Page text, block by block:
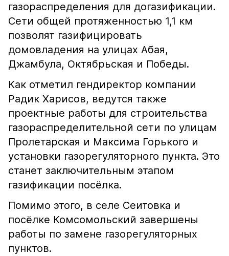
газораспределения для догазификации.
Сети общей протяженностью 1,1 км
позволят газифицировать
домовладения на улицах Абая,
Джамбула, Октябрьская и Победы.
Как отметил гендиректор компании
Радик Харисов, ведутся также
проектные работы для строительства
газораспределительной сети по улицам
Пролетарская и Максима Горького и
установки газорегуляторного пункта. Это
станет заключительным этапом
газификации посёлка.
Помимо этого, в селе Сеитовка и
посёлке Комсомольский завершены
работы по замене газорегуляторных
пунктов.